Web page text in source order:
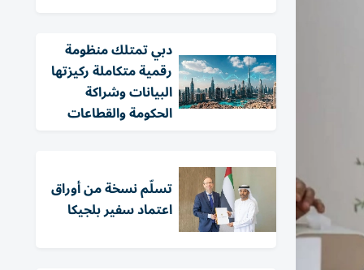
دبي تمتلك منظومة
رقمية متكاملة ركيزتها
البيانات وشراكة
الحكومة والقطاعات
تسلّم نسخة من أوراق
اعتماد سفير بلجيكا